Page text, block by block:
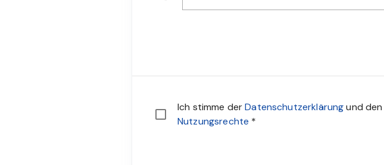
Ich stimme derDatenschutzerklärungund
Nutzungsrechte *